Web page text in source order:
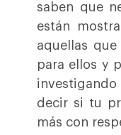
saben que
están
aquellas
para ellos y
decir si tu
más con